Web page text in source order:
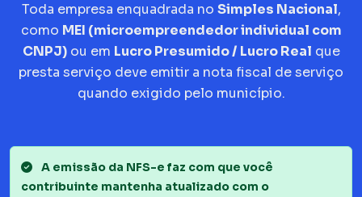
Toda empresa enquadrada no Simples Nacional,
como MEI (microempreendedor individual com
CNPJ)ou em Lucro Presumido / Lucro Real que
presta serviço deve emitir a nota fiscal de serviço
quando exigido pelo município.
A emissão da NFS-e faz com que você
contribuinte mantenha atualizado com o